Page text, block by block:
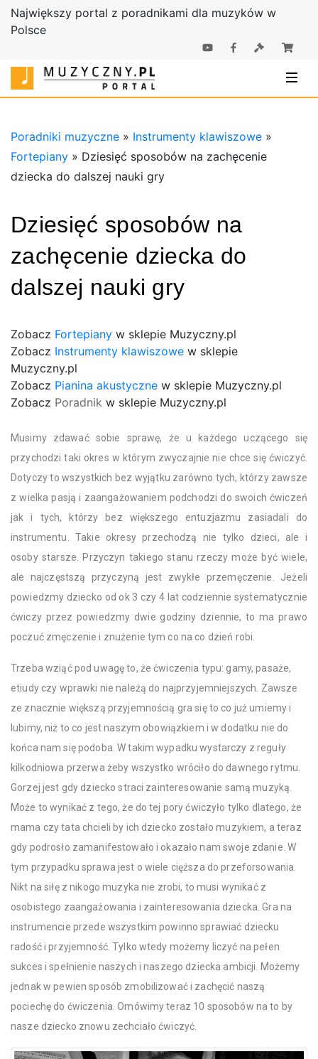
Największy portal z poradnikami dla muzyków w
Polsce
Sklep
muzyczne |
Poradniki muzyczne » Instrumenty klawiszowe »
Fortepiany » Dziesięć sposobów na zachęcenie
dziecka do dalszej nauki gry
Dziesięć sposobów na
zachęcenie dziecka do
dalszej nauki gry
Zobacz Fortepiany w sklepie Muzyczny.pl
Zobacz Instrumenty klawiszowe w sklepie
Muzyczny.pl
Zobacz Pianina akustyczne w sklepie Muzyczny.pl
Zobacz Poradnik w sklepie Muzyczny.pl
Musimy zdawać sobie sprawę, że u każdego uczącego się
przychodzi taki okres w którym zwyczajnie nie chce się ćwiczyć.
Dotyczy to wszystkich bez wyjątku zarówno tych, którzy zawsze
z wielka pasją i zaangażowaniem podchodzi do swoich ćwiczeń
jak i tych, którzy bez większego entuzjazmu zasiadali do
instrumentu. Takie okresy przechodzą nie tylko dzieci, ale i
osoby starsze. Przyczyn takiego stanu rzeczy może być wiele,
ale najczęstszą przyczyną jest zwykłe przemęczenie. Jeżeli
powiedzmy dziecko od ok 3 czy 4 lat codziennie systematycznie
ćwiczy przez powiedzmy dwie godziny dziennie, to ma prawo
poczuć zmęczenie i znużenie tym co na co dzień robi.
Trzeba wziąć pod uwagę to, że ćwiczenia typu: gamy, pasaże,
etiudy czy wprawki nie należą do najprzyjemniejszych. Zawsze
ze znacznie większą przyjemnością gra się to co już umiemy i
lubimy, niż to co jest naszym obowiązkiem i w dodatku nie do
końca nam się podoba. W takim wypadku wystarczy z reguły
kilkodniowa przerwa żeby wszystko wróciło do dawnego rytmu.
Gorzej jest gdy dziecko straci zainteresowanie samą muzyką.
Może to wynikać z tego, że do tej pory ćwiczyło tylko dlatego, że
mama czy tata chcieli by ich dziecko zostało muzykiem, a teraz
gdy podrosło zamanifestowało i okazało nam swoje zdanie. W
tym przypadku sprawa jest o wiele cięższa do przeforsowania.
Nikt na siłę z nikogo muzyka nie zrobi, to musi wynikać z
osobistego zaangażowania i zainteresowania dziecka. Gra na
instrumencie przede wszystkim powinno sprawiać dziecku
radość i przyjemność. Tylko wtedy możemy liczyć na pełen
sukces i spełnienie naszych i naszego dziecka ambicji. Możemy
jednak w pewien sposób zmobilizować i zachęcić naszą
pociechę do ćwiczenia. Omówimy teraz 10 sposobów na to by
nasze dziecko znowu zechciało ćwiczyć.